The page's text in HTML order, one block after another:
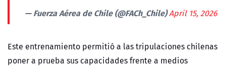
— Fuerza Aérea de Chile (@FACh_Chile)April 15, 2026
Este entrenamiento permitió a las tripulaciones chilenas
poner a prueba sus capacidades frente a medios